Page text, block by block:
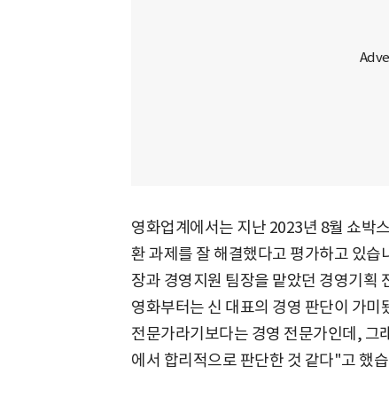
영화업계에서는 지난 2023년 8월 쇼박
환 과제를 잘 해결했다고 평가하고 있
장과 경영지원 팀장을 맡았던 경영기획
영화부터는 신 대표의 경영 판단이 가
전문가라기보다는 경영 전문가인데, 그
에서 합리적으로 판단한 것 같다"고 했